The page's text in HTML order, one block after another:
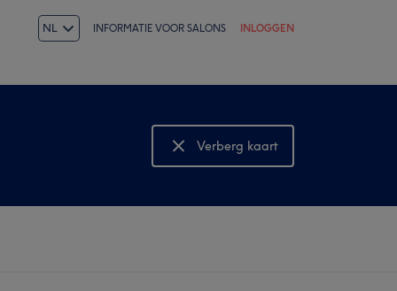
NL INFORMATIE VOOR SALONS INLOGGEN
Verberg kaart
Bekijk kaart